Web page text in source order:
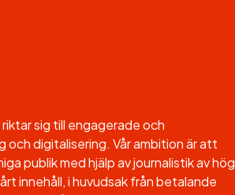
sig till engagerade och
digitalisering. Vår ambition är att
publik med hjälp av journalistik av hög
innehåll, i huvudsak från betalande